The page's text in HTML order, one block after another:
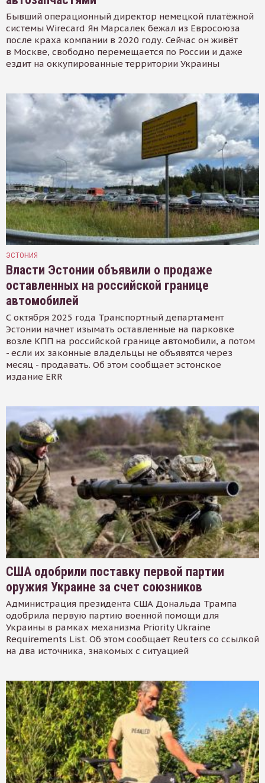
Бывший операционный директор немецкой платёжной
системы Wirecard Ян Марсалек бежал из Евросоюза
после краха компании в 2020 году. Сейчас он живёт
в Москве, свободно перемещается по России и даже
ездит на оккупированные территории Украины
ЭСТОНИЯ
Власти Эстонии объявили о продаже
оставленных на российской границе
автомобилей
С октября 2025 года Транспортный департамент
Эстонии начнет изымать оставленные на парковке
возле КПП на российской границе автомобили, а потом
- если их законные владельцы не объявятся через
месяц - продавать. Об этом сообщает эстонское
издание ERR
США одобрили поставку первой партии
оружия Украине за счет союзников
Администрация президента США Дональда Трампа
одобрила первую партию военной помощи для
Украины в рамках механизма Priority Ukraine
Requirements List. Об этом сообщает Reuters со ссылкой
на два источника, знакомых с ситуацией